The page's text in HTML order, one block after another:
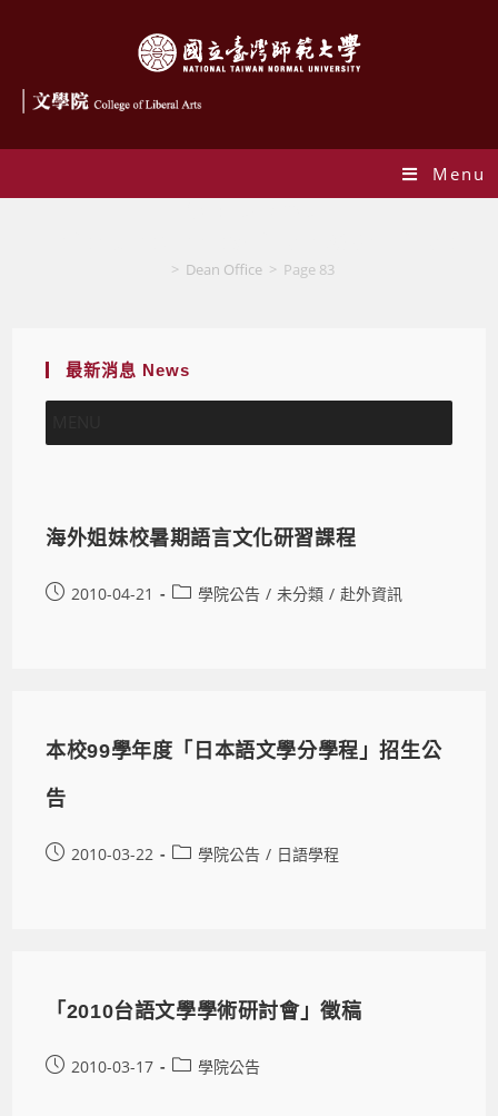
Menu
> Dean Office > Page 83
最新消息 News
海外姐妹校暑期語言文化研習課程
2010-04-21 學院公告 / 未分類 / 赴外資訊
本校99學年度「日本語文學分學程」招生公
告
2010-03-22 學院公告 / 日語學程
「2010台語文學學術研討會」徵稿
2010-03-17 學院公告